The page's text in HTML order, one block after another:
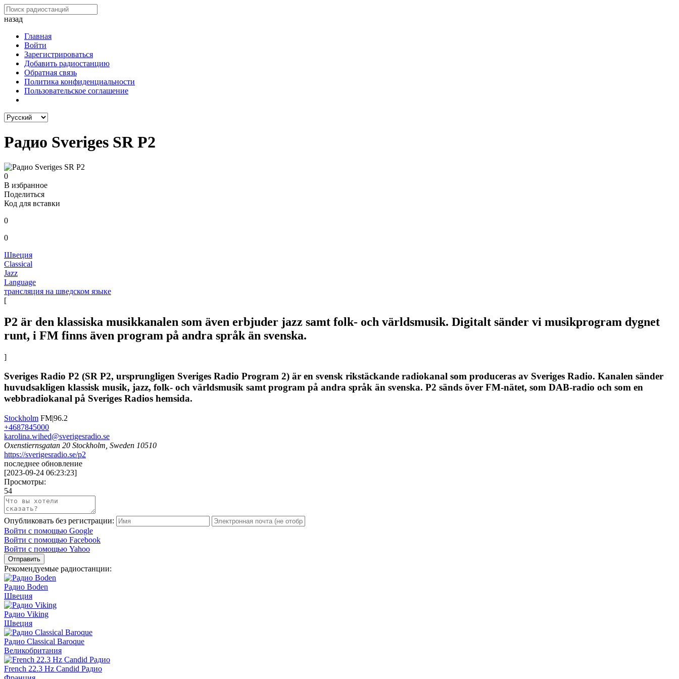
назад
Главная
Войти
Зарегистрироваться
Добавить радиостанцию
Обратная связь
Политика конфиденциальности
Пользовательское соглашение
Радио Sveriges SR P2
0
В избранное
Поделиться
Код для вставки
0
0
Швеция
Classical
Jazz
Language
трансляция на шведском языке
[
P2 är den klassiska musikkanalen som även erbjuder jazz samt folk- och världsmusik. Digitalt sänder vi musikprogram dygnet
runt, i FM finns även program på andra språk än svenska.
]
Sveriges Radio P2 (SR P2, ursprungligen Sveriges Radio Program 2) är en svensk rikstäckande radiokanal som produceras av Sveriges Radio. Kanalen sänder
huvudsakligen klassisk musik, jazz, folk- och världsmusik samt program på andra språk än svenska. P2 sänds över FM-nätet, som DAB-radio och som en
webbradiokanal på Sveriges Radios hemsida.
Stockholm FM|96.2
+4687845000
karolina.wihed@sverigesradio.se
Oxenstiernsgatan 20 Stockholm, Sweden 10510
https://sverigesradio.se/p2
последнее обновление
[2023-09-24 06:23:23]
Просмотры:
54
Опубликовать без регистрации:
Войти с помощью Google
Войти с помощью Facebook
Войти с помощью Yahoo
Отправить
Рекомендуемые радиостанции:
Радио Boden
Швеция
Радио Viking
Швеция
Радио Classical Baroque
Великобритания
French 22.3 Hz Candid Радио